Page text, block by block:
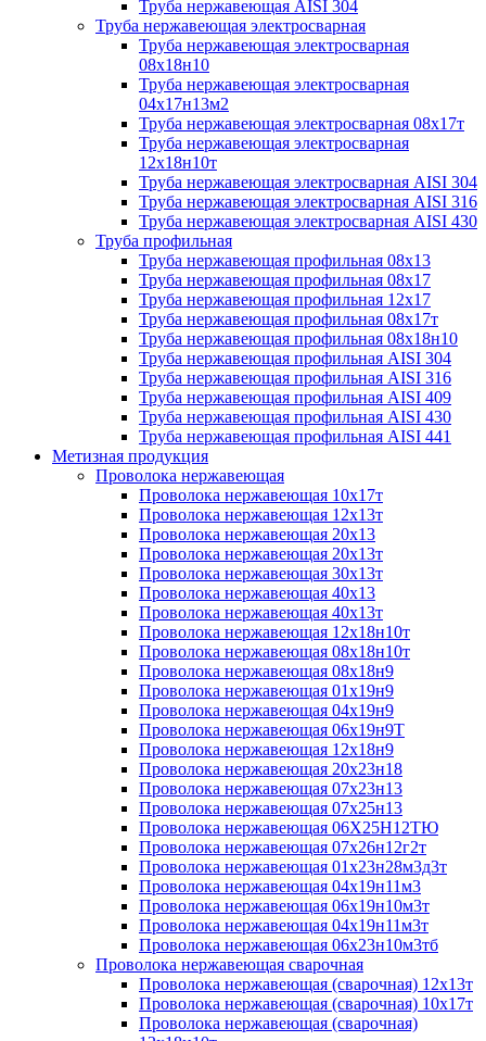
Труба нержавеющая AISI 304
Труба нержавеющая электросварная
Труба нержавеющая электросварная
08х18н10
Труба нержавеющая электросварная
04х17н13м2
Труба нержавеющая электросварная 08х17т
Труба нержавеющая электросварная
12х18н10т
Труба нержавеющая электросварная AISI 304
Труба нержавеющая электросварная AISI 316
Труба нержавеющая электросварная AISI 430
Труба профильная
Труба нержавеющая профильная 08х13
Труба нержавеющая профильная 08х17
Труба нержавеющая профильная 12х17
Труба нержавеющая профильная 08х17т
Труба нержавеющая профильная 08х18н10
Труба нержавеющая профильная AISI 304
Труба нержавеющая профильная AISI 316
Труба нержавеющая профильная AISI 409
Труба нержавеющая профильная AISI 430
Труба нержавеющая профильная AISI 441
Метизная продукция
Проволока нержавеющая
Проволока нержавеющая 10х17т
Проволока нержавеющая 12х13т
Проволока нержавеющая 20х13
Проволока нержавеющая 20х13т
Проволока нержавеющая 30х13т
Проволока нержавеющая 40х13
Проволока нержавеющая 40х13т
Проволока нержавеющая 12х18н10т
Проволока нержавеющая 08х18н10т
Проволока нержавеющая 08х18н9
Проволока нержавеющая 01х19н9
Проволока нержавеющая 04х19н9
Проволока нержавеющая 06х19н9Т
Проволока нержавеющая 12х18н9
Проволока нержавеющая 20х23н18
Проволока нержавеющая 07х23н13
Проволока нержавеющая 07х25н13
Проволока нержавеющая 06Х25Н12ТЮ
Проволока нержавеющая 07х26н12г2т
Проволока нержавеющая 01х23н28м3д3т
Проволока нержавеющая 04х19н11м3
Проволока нержавеющая 06х19н10м3т
Проволока нержавеющая 04х19н11м3т
Проволока нержавеющая 06х23н10м3тб
Проволока нержавеющая сварочная
Проволока нержавеющая (сварочная) 12х13т
Проволока нержавеющая (сварочная) 10х17т
Проволока нержавеющая (сварочная)